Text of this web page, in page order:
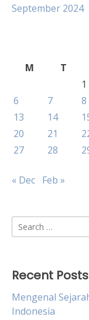
September 2024
M
T
1
6
7 8
13
14
20
21
27
28
« Dec Feb »
Search
for:
Recent Posts
Mengenal
Indonesia